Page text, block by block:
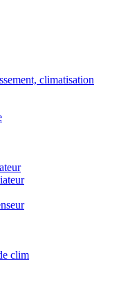
climatisation
clim